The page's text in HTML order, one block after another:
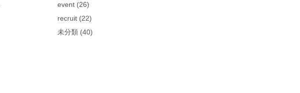
event(26)
recruit(22)
未分類(40)